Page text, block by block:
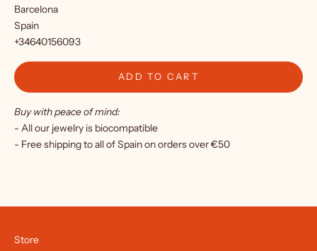
Barcelona
Spain
+34640156093
ADD TO CART
Buy with peace of mind:
- All our jewelry is biocompatible
- Free shipping to all of Spain on orders over €50
t
Store